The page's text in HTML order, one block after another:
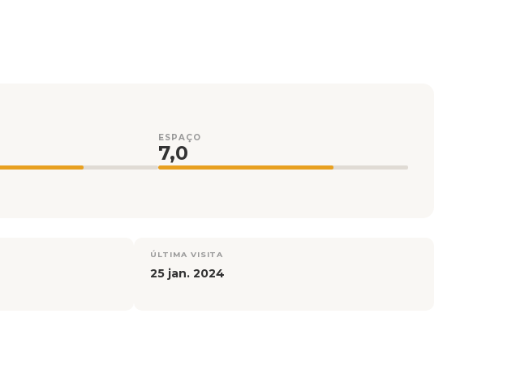
ESPAÇO
7,0
ÚLTIMA VISITA
25 jan. 2024